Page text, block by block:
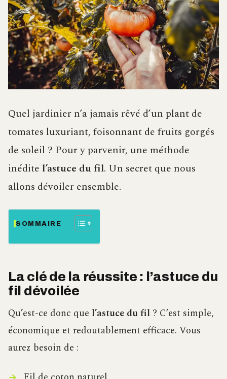
Quel jardinier n’a jamais rêvé d’un plant de
tomates luxuriant, foisonnant de fruits gorgés
de soleil ? Pour y parvenir, une méthode
inédite l’astuce du fil. Un secret que nous
allons dévoiler ensemble.
SOMMAIRE
La clé de la réussite : l’astuce du
fil dévoilée
Qu’est-ce donc que l’astuce du fil ? C’est simple,
économique et redoutablement efficace. Vous
aurez besoin de :